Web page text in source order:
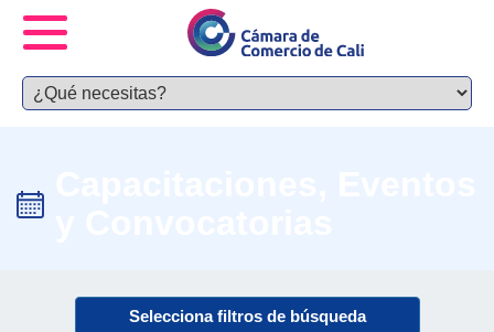
Selecciona filtros de búsqueda